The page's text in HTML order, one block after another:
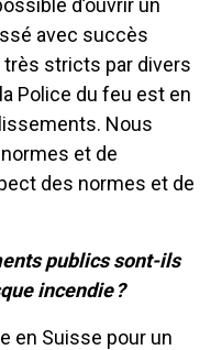
avec succès
stricts par divers
Police du feu est en
Nous
et de
des normes et de
publics sont-ils
incendie ?
en Suisse pour un